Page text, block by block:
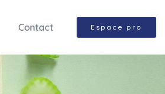
Contact Espace pro